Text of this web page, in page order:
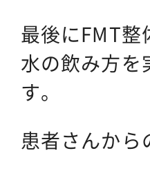
最後にFMT
水の飲み方を
す。
患者さんから